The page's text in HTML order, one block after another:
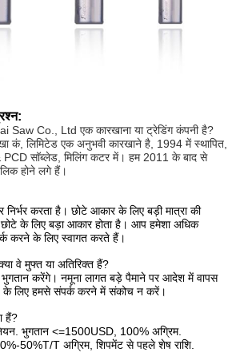
Saw Co., Ltd एक कारखाना या ट्रेडिंग कंपनी है?
कं, लिमिटेड एक अनुभवी कारखाने है, 1994 में स्थापित,
सॉब्लेड, मिलिंग कटर में। हम 2011 के बाद से
होने लगे हैं।
निर्भर करता है। छोटे आकार के लिए बड़ी मात्रा की
के लिए बड़ा आकार होता है। आप हमेशा अधिक
करने के लिए स्वागत करते हैं।
वे मुफ्त या अतिरिक्त हैं?
करेंगे। नमूना लागत बड़े पैमाने पर आदेश में वापस
के लिए हमसे संपर्क करने में संकोच न करें।
हैं?
भुगतान <=1500USD, 100% अग्रिम.
50%T/T अग्रिम, शिपमेंट से पहले शेष राशि.